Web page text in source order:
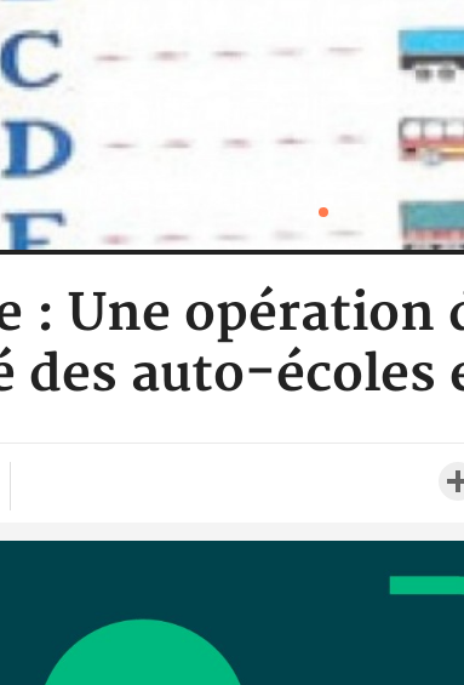
: Une opération
auto-écoles